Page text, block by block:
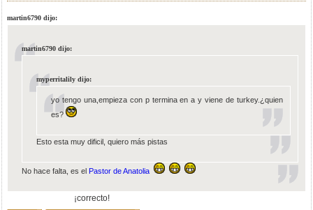
martin6790 dijo:
martin6790 dijo:
myperritalily dijo:
yo tengo una,empieza con p termina en a y viene de turkey.¿quien
es?
Esto esta muy dificil, quiero más pistas
No hace falta, es el Pastor de Anatolia
¡correcto!